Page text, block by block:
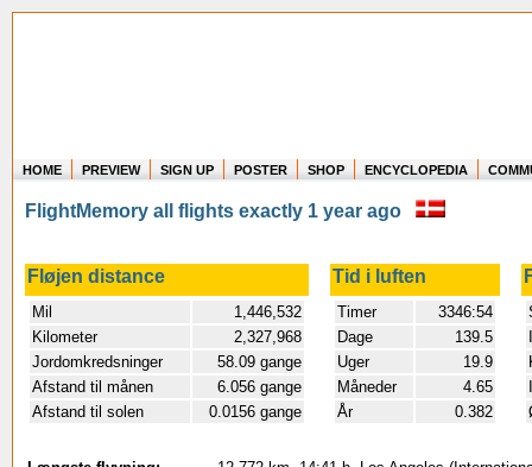
Where in the world have you flown?
How long have you been in the air?
HOME PREVIEW SIGN UP POSTER SHOP ENCYCLOPEDIA
FlightMemory all flights exactly 1 year ago
Fløjen distance Tid i luften
Mil
1,446,532
Kilometer
2,327,968
Jordomkredsninger
58.09 gange
Afstand til månen
6.056 gange
Afstand til solen
0.0156 gange
Timer
3346:54
Dage
139.5
Uger
19.9
Måneder
4.65
År
0.382